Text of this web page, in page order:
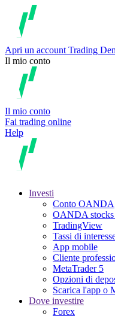
Apri un account Trading
Il mio conto
Il mio conto
Fai trading online
Help
Investi
Conto OANDA
OANDA stocks
TradingView
Tassi di
App mobile
Cliente
MetaTrader 5
Opzioni di
Scarica l'app o
Dove investire
Forex